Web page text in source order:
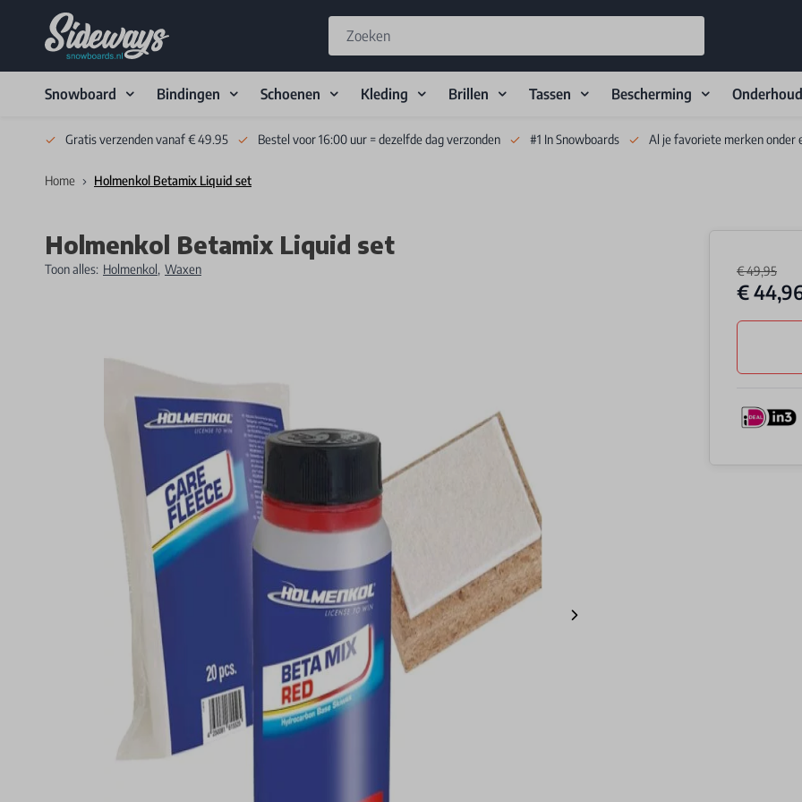
Snowboard Bindingen Schoenen Kleding Brillen Tassen Bescherming Onderhoud
Gratis verzenden vanaf € 49.95 Bestel voor 16:00 uur = dezelfde dag verzonden #1 In Snowboards Al je favoriete merken onder
Home Holmenkol Betamix Liquid set
Holmenkol Betamix Liquid set
Toon alles: Holmenkol, Waxen € 49,95
€